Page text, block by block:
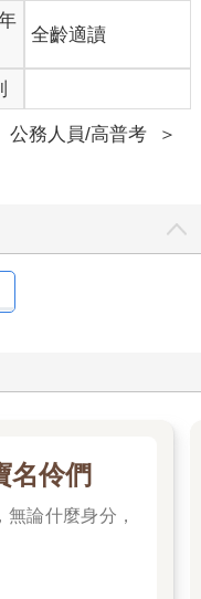
全齡適讀
公務人員/高普考
＞
名伶們
論什麼身分，